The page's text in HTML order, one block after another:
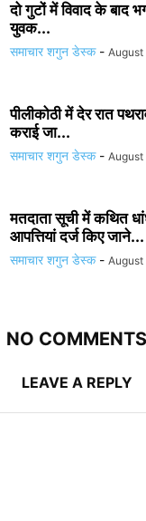
दो गुटों में विवाद के बाद
युवक...
समाचार शगुन डेस्क - August
पीलीकोठी में देर रात
कराई जा...
समाचार शगुन डेस्क - August
मतदाता सूची में कथित
आपत्तियां दर्ज किए जाने...
समाचार शगुन डेस्क - August
NO COMMENTS
LEAVE A REPLY